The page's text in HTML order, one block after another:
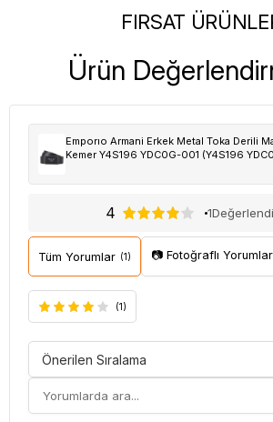
Gölgelenmelerden Dolayı Renk Farklılıkları
FIRSAT
Ürün
Emporıo Armani Erkek Metal Toka Derili
Kemer Y4S196 YDC0G-001 (Y4S196
4 1
Tüm Yorumlar (1) 📷 Fotoğraflı Yorumlar
(1)
Önerilen Sıralama